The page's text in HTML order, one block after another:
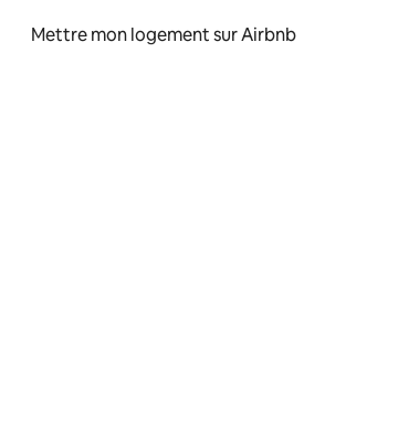
Mettre mon logement sur Airbnb